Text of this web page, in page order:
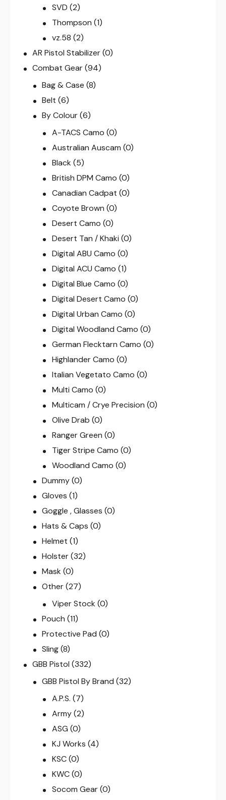
SVD (2)
Thompson (1)
vz.58 (2)
AR Pistol Stabilizer(0)
Combat Gear(94)
Bag & Case (8)
Belt (6)
By Colour (6)
A-TACS Camo (0)
Australian Auscam (0)
Black (5)
British DPM Camo (0)
Canadian Cadpat (0)
Coyote Brown (0)
Desert Camo (0)
Desert Tan / Khaki (0)
Digital ABU Camo (0)
Digital ACU Camo (1)
Digital Blue Camo (0)
Digital Desert Camo (0)
Digital Urban Camo (0)
Digital Woodland Camo (0)
German Flecktarn Camo (0)
Highlander Camo (0)
Italian Vegetato Camo (0)
Multi Camo (0)
Multicam / Crye Precision (0)
Olive Drab (0)
Ranger Green (0)
Tiger Stripe Camo (0)
Woodland Camo (0)
Dummy (0)
Gloves (1)
Goggle , Glasses (0)
Hats & Caps (0)
Helmet (1)
Holster (32)
Mask (0)
Other (27)
Viper Stock (0)
Pouch (11)
Protective Pad (0)
Sling (8)
GBB Pistol (332)
GBB Pistol By Brand (32)
A.P.S. (7)
Army (2)
ASG (0)
KJ Works (4)
KSC (0)
KWC (0)
Socom Gear (0)